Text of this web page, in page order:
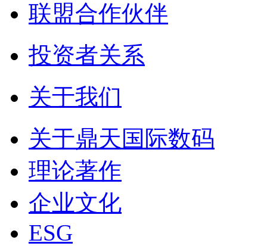
联盟合作伙伴
投资者关系
关于我们
关于鼎天国际数码
理论著作
企业文化
ESG